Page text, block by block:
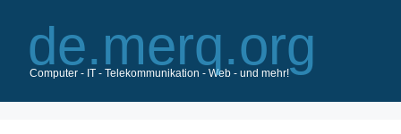
Inhalt
springen